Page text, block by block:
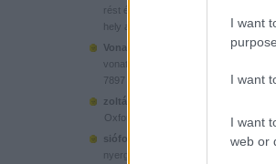
I want
I want
I want
web or
rést é...
hely a klónoknak
Vonatotkeresek1:
@BorZol: Üdv, hol
vonatot venni...
7897 Passenger Train
zoltán999:
Oxford, a dél-koreai klón
siófoki35:
A platós teherautó
nyergesvonta...